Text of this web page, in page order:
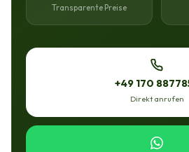
Transparente Preise
+49 170
Direkt anrufen